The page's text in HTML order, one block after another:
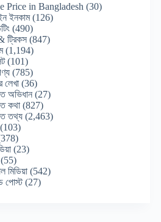
Price in Bangladesh (30)
ইনকাম(126)
(490)
ট্রিকস (847)
(1,194)
(101)
(785)
লেখা (36)
অভিধান (27)
কথা (827)
তথ্য (2,463)
(23)
(55)
মিডিয়া (542)
পোস্ট(27)